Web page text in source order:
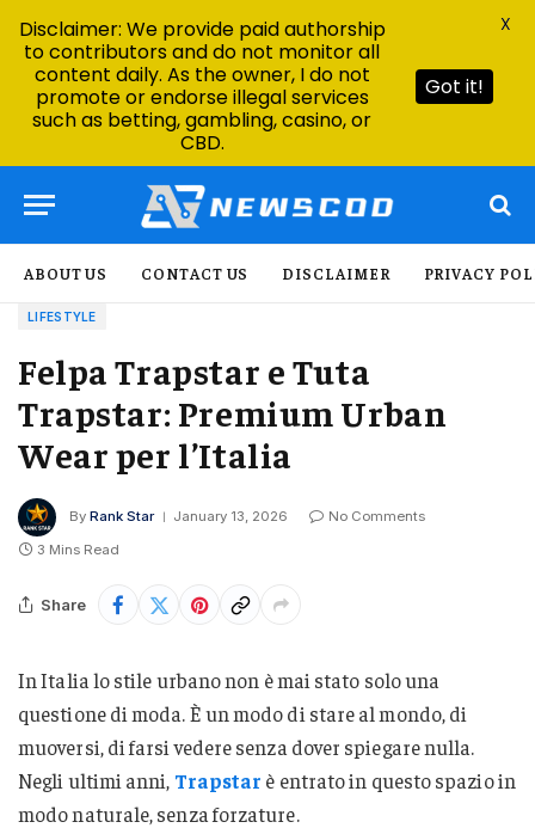
ABOUT US CONTACT US DISCLAIMER PRIVACY
LIFESTYLE
Felpa Trapstar e Tuta
Trapstar: Premium Urban
Wear per l’Italia
By Rank Star January 13, 2026
No Comments
3 Mins Read
Share
In Italia lo stile urbano non è mai stato solo una
questione di moda. È un modo di stare al mondo, di
muoversi, di farsi vedere senza dover spiegare nulla.
Negli ultimi anni, Trapstar è entrato in questo spazio in
modo naturale, senza forzature.
Disclaimer: We provide paid authorship
to contributors and do not monitor all
content daily. As the owner, I do not
promote or endorse illegal services
such as betting, gambling, casino, or
CBD.
Got it!
X